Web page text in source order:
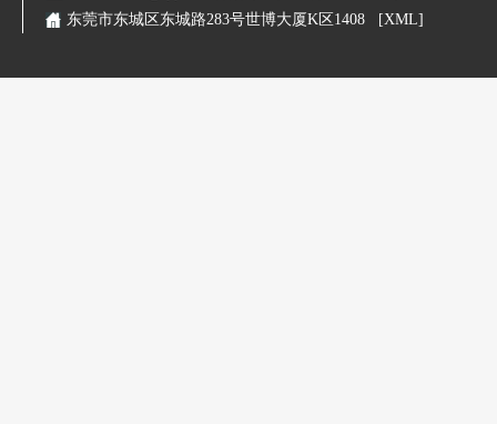
东莞市东城区东城路283号世博大厦K区1408 [XML]